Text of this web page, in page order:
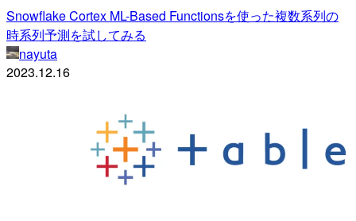
Snowflake Cortex ML-Based Functionsを使った複数系列の
時系列予測を試してみる
nayuta
2023.12.16